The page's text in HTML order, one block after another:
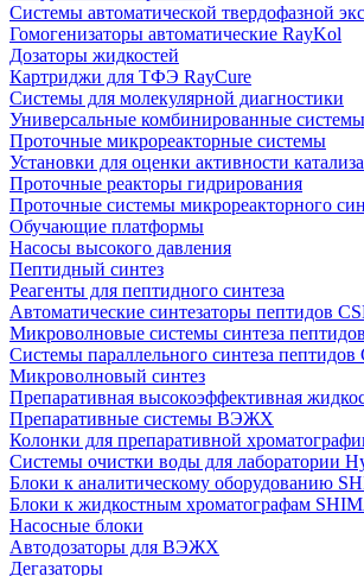
Системы автоматической твердофазной
Гомогенизаторы автоматические RayKol
Дозаторы жидкостей
Картриджи для ТФЭ RayCure
Системы для молекулярной диагностики
Универсальные комбинированные системы
Проточные микрореакторные системы
Установки для оценки активности
Проточные реакторы гидрирования
Проточные системы микрореакторного
Обучающие платформы
Насосы высокого давления
Пептидный синтез
Реагенты для пептидного синтеза
Автоматические синтезаторы пептидов
Микроволновые системы синтеза
Системы параллельного синтеза пептидов
Микроволновый синтез
Препаративная высокоэффективная
Препаративные системы ВЭЖХ
Колонки для препаративной
Системы очистки воды для лаборатории
Блоки к аналитическому оборудованию
Блоки к жидкостным хроматографам
Насосные блоки
Автодозаторы для ВЭЖХ
Дегазаторы